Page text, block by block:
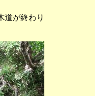
終わり